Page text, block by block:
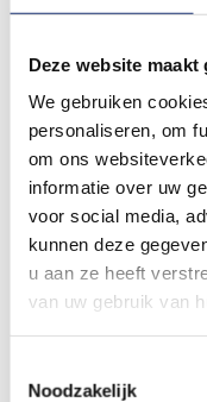
Deze website
We gebruiken
personaliseren, om
om ons
informatie over uw
voor social media,
kunnen deze
u aan ze heeft
van uw gebruik van
Noodzakelijk